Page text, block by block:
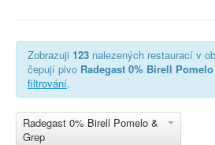
Zobrazuji 123 nalezených restaurací v
čepují pivo Radegast 0% Birell
filtrování.
Radegast 0% Birell Pomelo &
Grep